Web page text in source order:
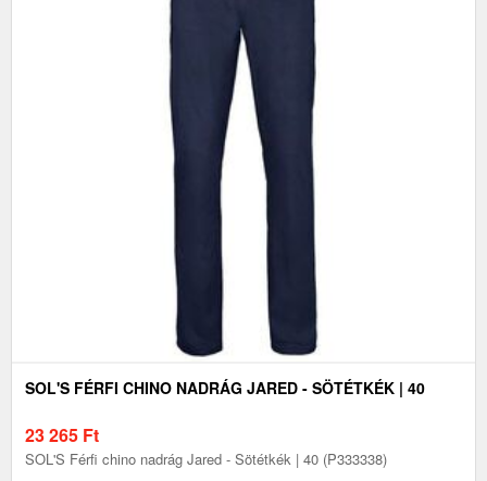
SOL'S FÉRFI CHINO NADRÁG JARED - SÖTÉTKÉK | 40
23 265 Ft
SOL'S Férfi chino nadrág Jared - Sötétkék | 40 (P333338)